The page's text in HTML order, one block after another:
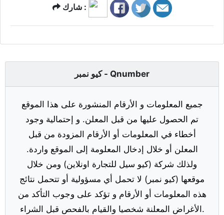
شارك :
كيو نمبر - Qnumber
جميع المعلومات و الأرقام المنشورة على هذا الموقع
تم الحصول عليها من قبل المعلن. و إحتمالية وجود
أخطاء في المعلومات أو الأرقام المزودة من قبل
المعلن أو خلال إدخال المعلومة إلى الموقع واردة.
ولذلك شركة (كيو سيل للتجارة اونلاين) ومن خلال
موقعها (كيو نمبر) لا تحمل أي مسؤولية أو تتحمل نتائج
هذه المعلومات أو الأرقام و تؤكد على وجوب التأكد من
الأغراض المعلنة شخصيا والقيام بالفحص قبل الشراء.